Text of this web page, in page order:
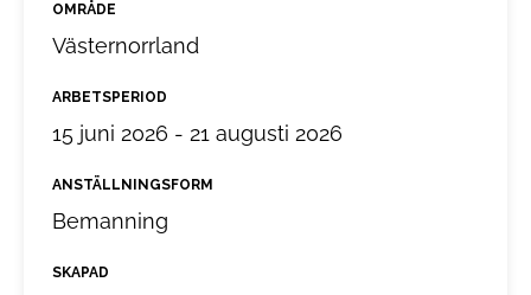
OMRÅDE
Västernorrland
ARBETSPERIOD
15 juni 2026 - 21 augusti 2026
ANSTÄLLNINGSFORM
Bemanning
SKAPAD